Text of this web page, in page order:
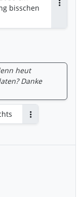
bisschen
heut
Danke